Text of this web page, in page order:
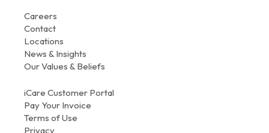
Careers
Contact
Locations
News & Insights
Our Values & Beliefs
iCare Customer Portal
Pay Your Invoice
Terms of Use
Privacy